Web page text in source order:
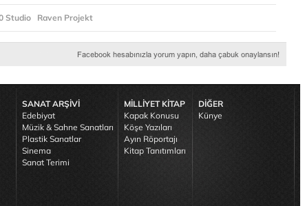
Studio Raven Projekt
SANAT ARŞİVİ
Edebiyat
Müzik & Sahne Sanatları
Plastik Sanatlar
Sinema
Sanat Terimi
MİLLİYET KİTAP
Kapak Konusu
Köşe Yazıları
Ayın Röportajı
Kitap Tanıtımları
DİĞER
Künye